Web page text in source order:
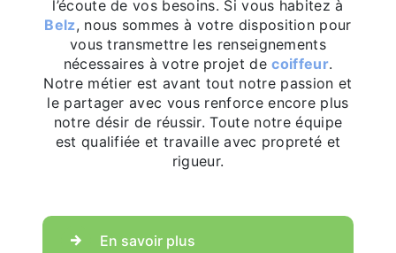
l’écoute de vos besoins. Si vous habitez à
Belz, nous sommes à votre disposition pour
vous transmettre les renseignements
nécessaires à votre projet decoiffeur.
Notre métier est avant tout notre passion et
le partager avec vous renforce encore plus
notre désir de réussir. Toute notre équipe
est qualifiée et travaille avec propreté et
rigueur.
En savoir plus